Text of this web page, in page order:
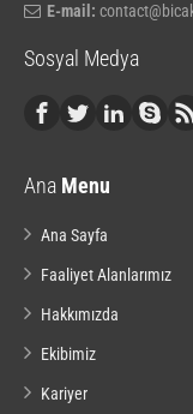
E-mail:
Sosyal Medya
Ana Menu
Ana Sayfa
Faaliyet Alanlarımız
Hakkımızda
Ekibimiz
Kariyer